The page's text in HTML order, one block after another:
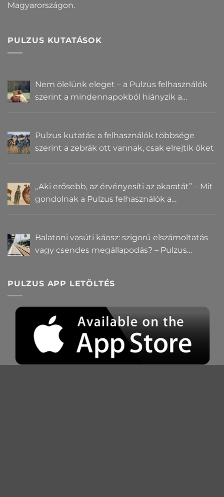
Magyarországon.
PULZUS KUTATÁSOK
Nem ölelünk eleget – a Pulzus felhasználók
szerint a mindennapokból hiányzik a
Pulzus kutatás: a felhasználók többsége
szerint a zebrák ott vannak, csak elrejtik őket
„Aki erősebb, az érvényesíti az akaratát” – Mit
gondolnak a Pulzus felhasználók a
Balatoni vasúti káosz: szigorú elszámoltatás
vagy csendes megállapodás? – Pulzus
PULZUS APP LETÖLTÉS